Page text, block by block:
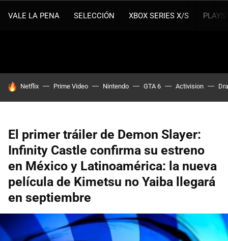
VALE LA PENA SELECCIÓN XBOX SERIES X/S
HOY SE HABLA DE
Netflix Prime Video Nintendo GTA 6 Activision
El primer tráiler de Demon Slayer:
Infinity Castle confirma su estreno
en México y Latinoamérica: la nueva
película de Kimetsu no Yaiba llegará
en septiembre